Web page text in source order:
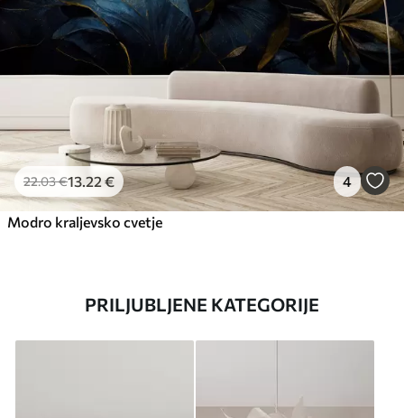
22.03€13 .22 € 4
Modro kraljevsko cvetje
PRILJUBLJENE KATEGORIJE